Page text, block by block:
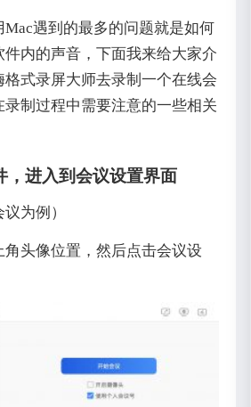
Mac遇到的最多的问题就是如何
内的声音，下面我来给大家介
式录屏大师去录制一个在线会
制过程中需要注意的一些相关
，进入到会议设置界面
为例）
角头像位置，然后点击会议设